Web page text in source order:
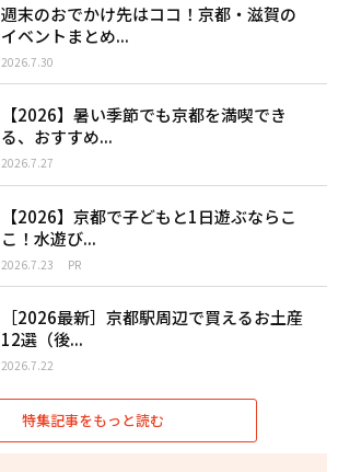
週末のおでかけ先はココ！京都・滋賀の
イベントまとめ...
2026.7.30
【2026】暑い季節でも京都を満喫でき
る、おすすめ...
2026.7.27
【2026】京都で子どもと1日遊ぶならこ
こ！水遊び...
2026.7.23 PR
［2026最新］京都駅周辺で買えるお土産
12選（後...
2026.7.22
特集記事をもっと読む